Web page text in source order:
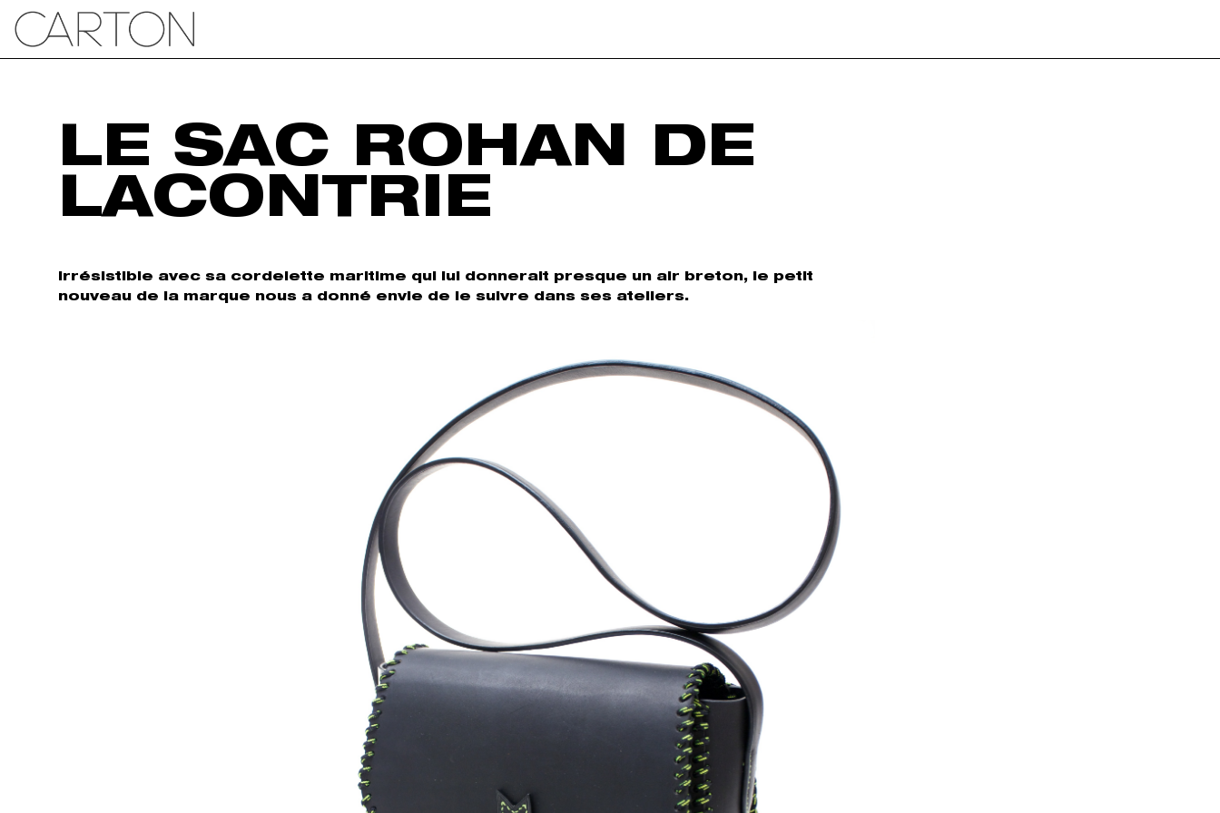
LE SAC ROHAN DE
LACONTRIE
Irrésistible avec sa cordelette maritime qui lui donnerait presque un air breton, le petit
nouveau de la marque nous a donné envie de le suivre dans ses ateliers.